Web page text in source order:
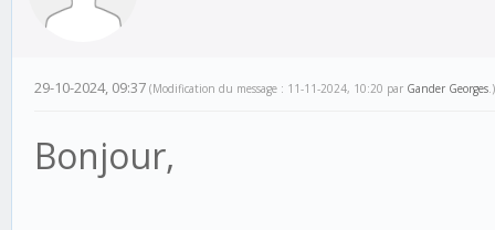
29-10-2024, 09:37 (Modification du message : 11-11-2024, 10:20 par Gander Georges.)
Bonjour,